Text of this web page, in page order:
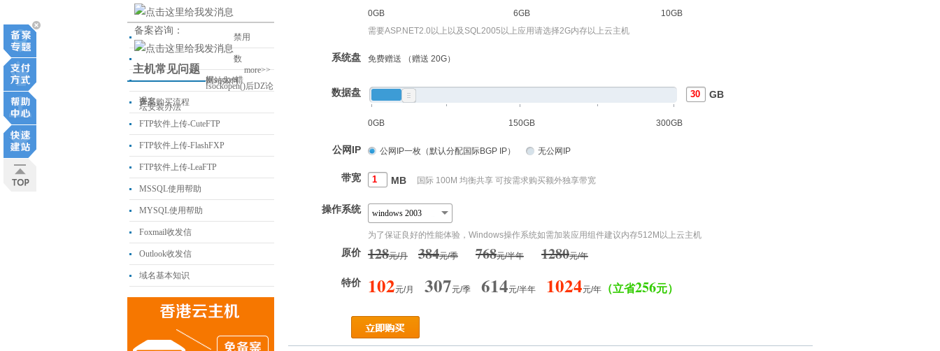
备案咨询：
主机常见问题 more>>
禁用
fsockopen()后DZ论
坛安装办法
数
据socket错
误
网站如何
备案
产品购买流程
FTP软件上传-CuteFTP
FTP软件上传-FlashFXP
FTP软件上传-LeaFTP
MSSQL使用帮助
MYSQL使用帮助
Foxmail收发信
Outlook收发信
域名基本知识
0GB 6GB
10GB
需要ASP.NET2.0以上以及SQL2005以上应用请选择2G内存以上云主机
系统盘 免费赠送 （赠送 20G）
数据盘 GB
0GB 150GB 300GB
公网IP 公网IP一枚（默认分配国际BGP IP） 无公网IP
带宽 MB 国际 100M 均衡共享 可按需求购买额外独享带宽
操作系统 windows 2003
为了保证良好的性能体验，Windows操作系统如需加装应用组件建议内存512M以上云主机
原价 128元/月 384元/季 768元/半年 1280元/年
特价 102元/月 307元/季 614元/半年 1024元/年 （立省256元）